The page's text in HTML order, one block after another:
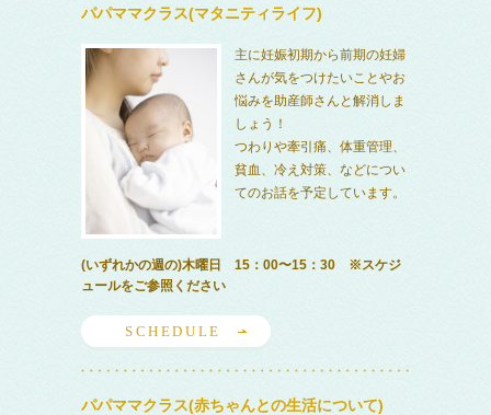
パパママクラス(マタニティライフ)
主に妊娠初期から前期の妊婦
さんが気をつけたいことやお
悩みを助産師さんと解消しま
しょう！
つわりや牽引痛、体重管理、
貧血、冷え対策、などについ
てのお話を予定しています。
(いずれかの週の)木曜日 15：00〜15：30 ※スケジ
ュールをご参照ください
SCHEDULE
パパママクラス(赤ちゃんとの生活について)